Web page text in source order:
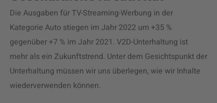
Die Ausgaben für TV-Streaming-Werbung in der
Kategorie Auto stiegen im Jahr 2022 um +35 %
gegenüber +7 % im Jahr 2021. V2D-Unterhaltung ist
mehr als ein Zukunftstrend. Unter dem Gesichtspunkt der
Unterhaltung müssen wir uns überlegen, wie wir Inhalte
wiederverwenden können.